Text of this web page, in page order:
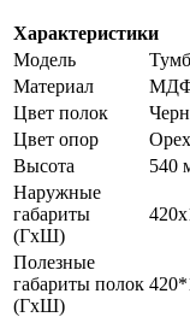
Характеристики
Модель
Материал
Цвет полок
Цвет опор
Высота
540
Наружные
габариты
(ГxШ)
Полезные
габариты полок
(ГxШ)